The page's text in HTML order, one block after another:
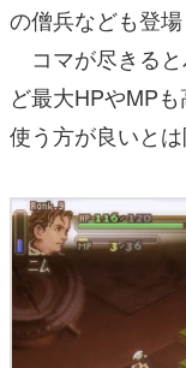
の僧兵なども登場
コマが尽きる
ど最大HPやMP
使う方が良いとは